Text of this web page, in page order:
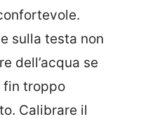
sulla testa non
dell’acqua se
fin troppo
Calibrare il